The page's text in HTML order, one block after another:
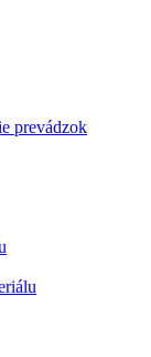
prevádzok